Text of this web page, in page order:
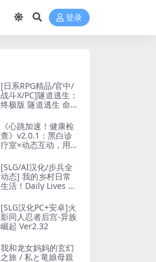
登录
[日系RPG精品/官中/
战斗X/PC]隧道逃生：
终极版 隧道逃生 命
APE Fates Entwined
v0.21.0a 官方中文版
番外編+连裤袜补丁
[2.66G]
《心跳加速！健康检
查》v2.0.1：黑白诊
疗室×动态互动，用
值
[SLG/AI汉化/步兵全
动态] 我的乡村日常
生活！Daily Lives of
3.4 AI汉化版+存档
[1.7G/更新/CV]
[SLG汉化PC+安卓]火
影同人忍者后宫-异族
崛起 Ver2.32
我和龙女妈妈的玄幻
之旅 / 私と竜娘母親